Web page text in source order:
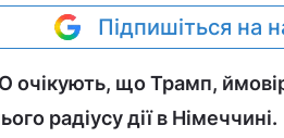
Підпишіться на
очікують, що Трамп,
радіусу дії в Німеччині.